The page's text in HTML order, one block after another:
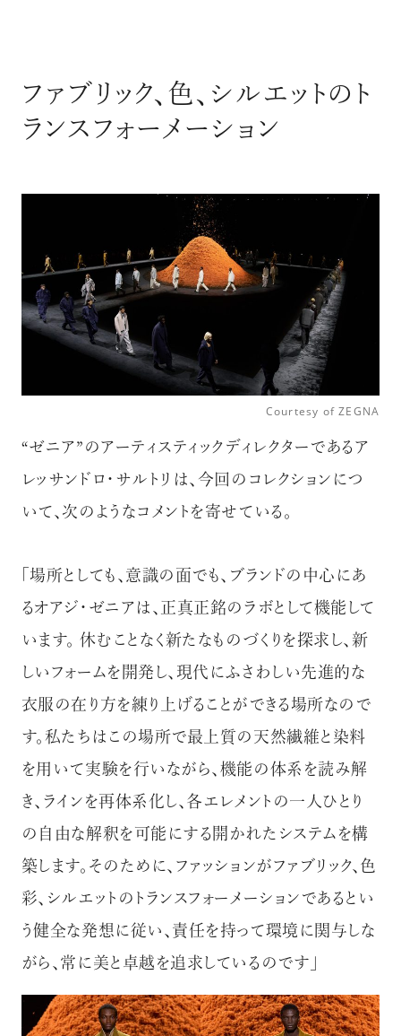
ファブリック、色、シルエットのト
ランスフォーメーション
Courtesy of ZEGNA
“ゼニア”のアーティスティックディレクターであるア
レッサンドロ・サルトリは、今回のコレクションにつ
いて、次のようなコメントを寄せている。
「場所としても、意識の面でも、ブランドの中心にあ
るオアジ・ゼニアは、正真正銘のラボとして機能して
います。 休むことなく新たなものづくりを探求し、新
しいフォームを開発し、現代にふさわしい先進的な
衣服の在り方を練り上げることができる場所なので
す。私たちはこの場所で最上質の天然繊維と染料
を用いて実験を行いながら、機能の体系を読み解
き、ラインを再体系化し、各エレメントの一人ひとり
の自由な解釈を可能にする開かれたシステムを構
築します。そのために、ファッションがファブリック、色
彩、シルエットのトランスフォーメーションであるとい
う健全な発想に従い、責任を持って環境に関与しな
がら、常に美と卓越を追求しているのです」